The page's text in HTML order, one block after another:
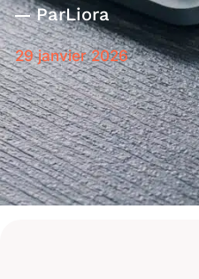
ParLiora
29 janvier 2026